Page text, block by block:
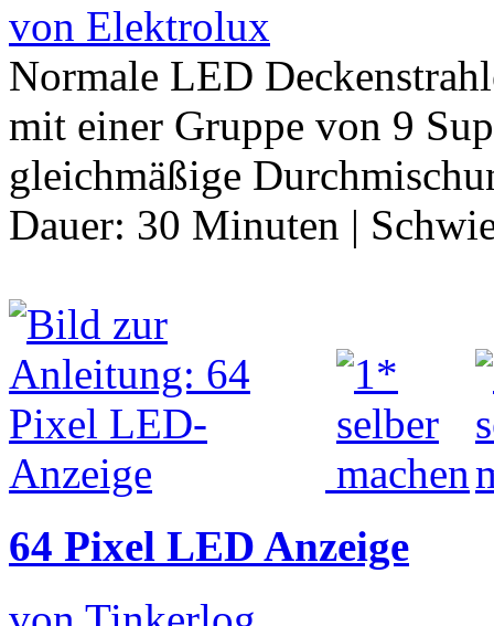
von Elektrolux
Normale LED
mit einer Gruppe von 9
gleichmäßige
Dauer: 30 Minuten |
64 Pixel LED Anzeige